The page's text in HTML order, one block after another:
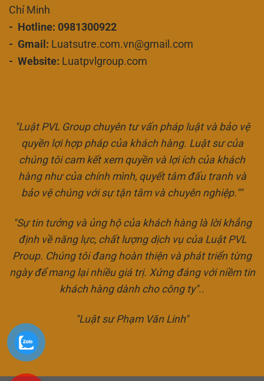
Chí Minh
- Hotline: 0981300922
- Gmail: Luatsutre.com.vn@gmail.com
- Website: Luatpvlgroup.com
"Luật PVL Group chuyên tư vấn pháp luật và bảo vệ
quyền lợi hợp pháp của khách hàng. Luật sư của
chúng tôi cam kết xem quyền và lợi ích của khách
hàng như của chính mình, quyết tâm đấu tranh và
bảo vệ chúng với sự tận tâm và chuyên nghiệp.""
"Sự tin tưởng và ủng hộ của khách hàng là lời khẳng
định về năng lực, chất lượng dịch vụ của Luật PVL
Proup. Chúng tôi đang hoàn thiện và phát triển từng
ngày để mang lại nhiều giá trị. Xứng đáng với niềm tin
khách hàng dành cho công ty"..
"Luật sư Phạm Văn Linh"